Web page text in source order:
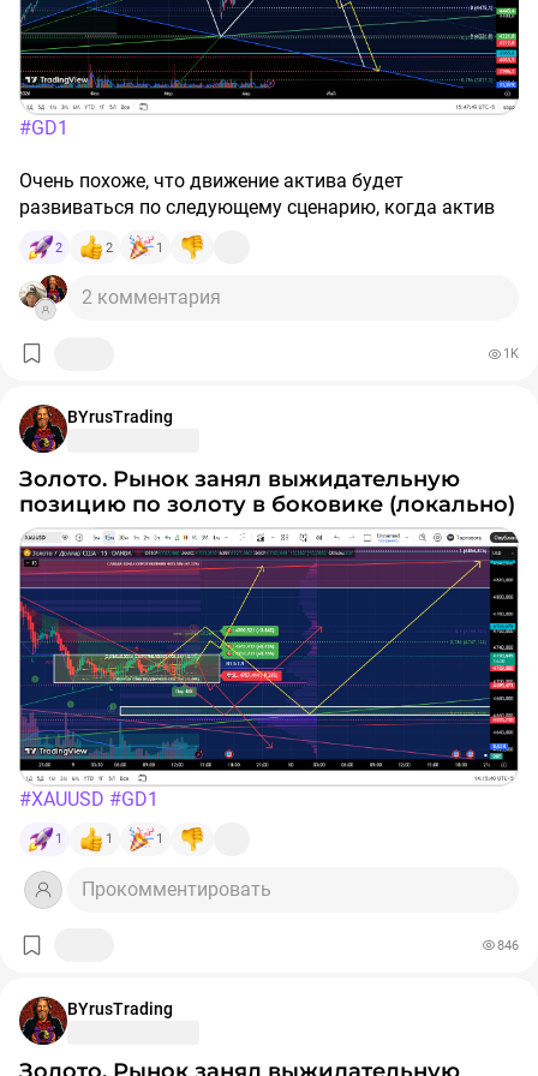
указанного лучше следить за графиком XAUUSD и
торговать GDM6 одномоментно с достижением
уровней по XAUUSD во избежание путаницы (либо
торгуйте непосредственно фьючерсом золота в
долларах XAUUSD).
#GD1
Очень похоже, что движение актива будет
развиваться по следующему сценарию, когда актив
пойдет вниз по каналу - нефть пойдет на хаи.
Бедняга, Иран, начинай готовиться к обострению,
США тебя обманывает.
2 2 1
2 комментария
1K
BYrusTrading
Золото. Рынок занял выжидательную
позицию по золоту в боковике (локально)
#XAUUSD #GD1
1 1 1
Прокомментировать
846
BYrusTrading